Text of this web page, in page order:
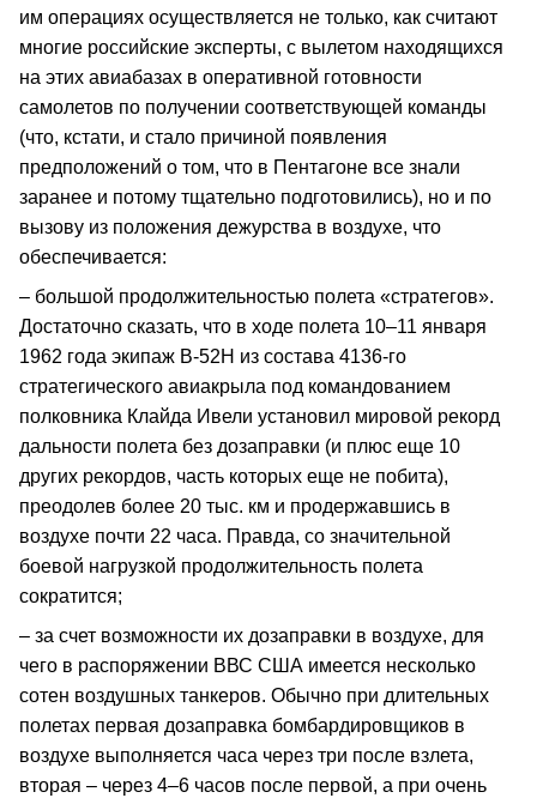
им операциях осуществляется не только, как считают
многие российские эксперты, с вылетом находящихся
на этих авиабазах в оперативной готовности
самолетов по получении соответствующей команды
(что, кстати, и стало причиной появления
предположений о том, что в Пентагоне все знали
заранее и потому тщательно подготовились), но и по
вызову из положения дежурства в воздухе, что
обеспечивается:
– большой продолжительностью полета «стратегов».
Достаточно сказать, что в ходе полета 10–11 января
1962 года экипаж В-52Н из состава 4136-го
стратегического авиакрыла под командованием
полковника Клайда Ивели установил мировой рекорд
дальности полета без дозаправки (и плюс еще 10
других рекордов, часть которых еще не побита),
преодолев более 20 тыс. км и продержавшись в
воздухе почти 22 часа. Правда, со значительной
боевой нагрузкой продолжительность полета
сократится;
– за счет возможности их дозаправки в воздухе, для
чего в распоряжении ВВС США имеется несколько
сотен воздушных танкеров. Обычно при длительных
полетах первая дозаправка бомбардировщиков в
воздухе выполняется часа через три после взлета,
вторая – через 4–6 часов после первой, а при очень